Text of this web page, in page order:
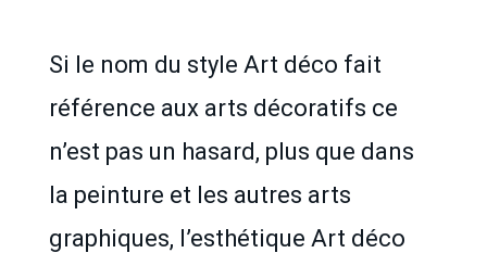
Si le nom du style Art déco fait
référence aux arts décoratifs ce
n’est pas un hasard, plus que dans
la peinture et les autres arts
graphiques, l’esthétique Art déco